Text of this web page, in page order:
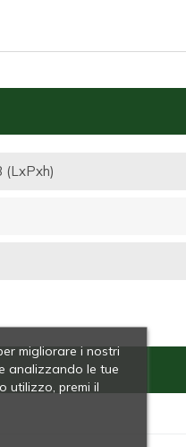
(LxPxh)
migliorare i nostri
analizzando le tue
utilizzo, premi il